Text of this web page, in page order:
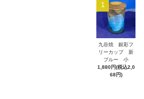
1
九谷焼 銀彩フ
リーカップ 新
ブルー 小
1,880円(税込2,0
68円)